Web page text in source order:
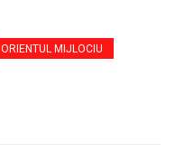
ORIENTUL MIJLOCIU